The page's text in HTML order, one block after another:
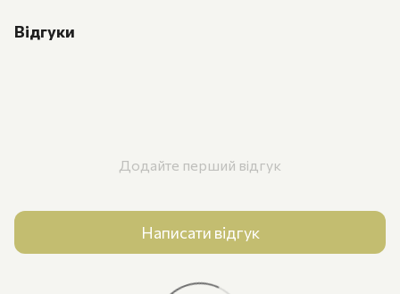
Відгуки
Додайте перший відгук
Написати відгук